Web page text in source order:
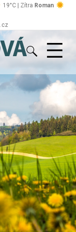
19°C | Zítra Roman